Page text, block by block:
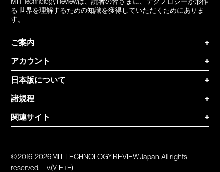
る 世界を理解するための知識を獲得していただくためにありま
す。
ご案内
+
アカウント
+
日本版について
+
諸規程
+
関連サイト
+
© 2016-2026 MIT TECHNOLOGY REVIEW Japan. All rights
reserved.
v.(V-E+F)